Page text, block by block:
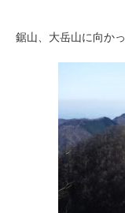
鋸山、大岳山に向か